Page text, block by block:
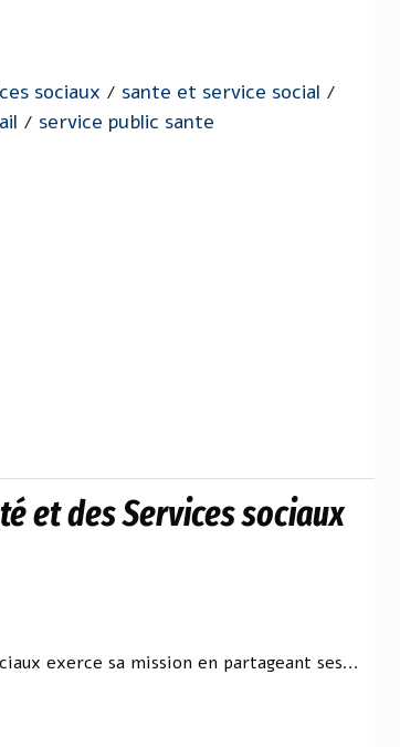
sociaux / sante et service social /
/ service public sante
et des Services sociaux
exerce sa mission en partageant ses...